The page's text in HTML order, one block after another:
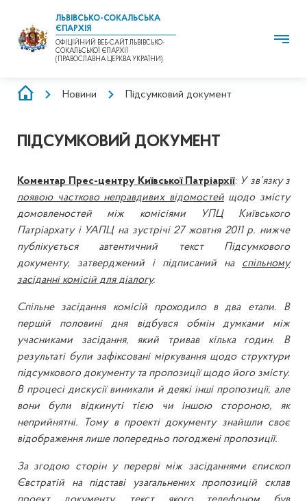
ЛЬВІВСЬКО-СОКАЛЬСЬКА
ЄПАРХІЯ
ОФІЦІЙНИЙ ВЕБ-САЙТ ЛЬВІВСЬКО-
СОКАЛЬСЬКОЇ ЄПАРХІЇ
(ПРАВОСЛАВНА ЦЕРКВА УКРАЇНИ)
РЯДОК
Новини Підсумковий документ
ПІДСУМКОВИЙ ДОКУМЕНТ
Коментар Прес-центру Київської Патріархії: У зв’язку з
появою частково неправдивих відомостейщодо змісту
домовленостей між комісіями УПЦ Київського
Патріархату і УАПЦ на зустрічі 27 жовтня 2011 р. нижче
публікується автентичний текст Підсумкового
документу, затверджений і підписаний на спільному
засіданні комісій для діалогу.
Спільне засідання комісій проходило в два етапи. В
першій половині дня відбувся обмін думками між
учасниками засідання, який тривав кілька годин. В
результаті були зафіксовані міркування щодо структури
підсумкового документу та пропозиції щодо його змісту.
В процесі дискусії виникали й деякі інші пропозиції, але
вони були відкинуті тією чи іншою стороною, як
неприйнятні. Тому в проекті документу знайшли своє
відображення лише попередньо погоджені пропозиції.
За згодою сторін у перерві між засіданнями єпископ
Євстратій на підставі узагальнених пропозицій склав